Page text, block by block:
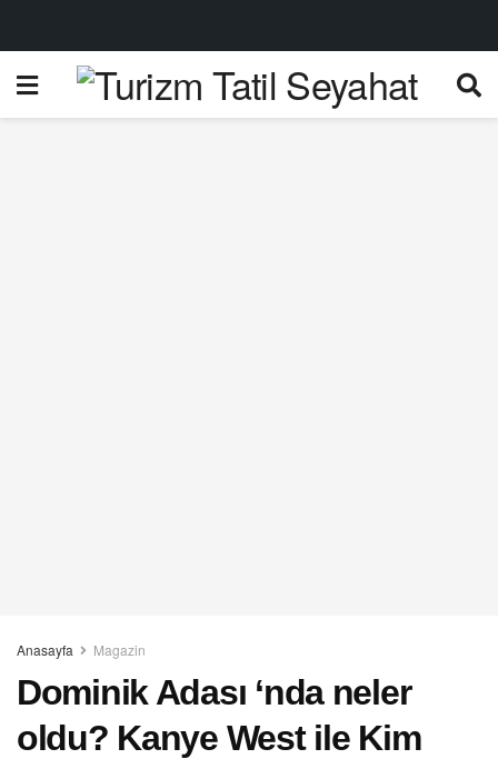
Anasayfa Magazin
Dominik Adası ‘nda neler
oldu? Kanye West ile Kim